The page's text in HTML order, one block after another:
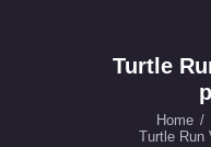
Turtle
Home
Turtle Run
ΕΥΚΑΙΡΙΕΣ